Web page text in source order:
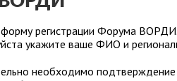
регистрации Форума ВОРДИ.
укажите ваше ФИО и
необходимо